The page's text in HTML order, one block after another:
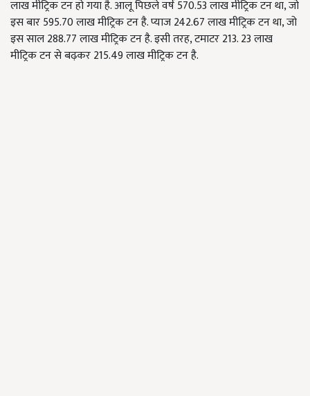
लाख मीट्रिक टन हो गया है. आलू पिछले वर्ष 570.53 लाख मीट्रिक टन था, जो
इस बार 595.70 लाख मीट्रिक टन है. प्याज 242.67 लाख मीट्रिक टन था, जो
इस साल 288.77 लाख मीट्रिक टन है. इसी तरह, टमाटर 213. 23 लाख
मीट्रिक टन से बढ़कर 215.49 लाख मीट्रिक टन है.